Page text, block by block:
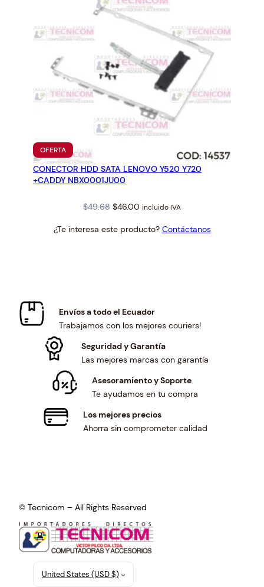
OFERTAPRODUCTO
EN
OFERTA
CONECTOR HDD SATA LENOVO Y520 Y720
+CADDY NBX0001JU00
$49.68 Original
was:
$46.00 Current
is:
incluido IVA
¿Te interesa este producto? Contáctanos
Envíos a todo el Ecuador
Trabajamos con los mejores couriers!
Seguridad y Garantía
Las mejores marcas con garantía
Asesoramiento y Soporte
Te ayudamos en tu compra
Los mejores precios
Ahorra sin comprometer calidad
© Tecnicom – All Rights Reserved
United States (USD $)